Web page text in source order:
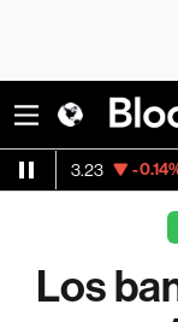
Visa 370.47
Los